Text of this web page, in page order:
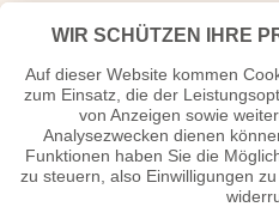
Award und 2007 den New Media
den Grimmepreis nominiert.
zahlreiche Auszeichnungen für
journalistisches Talent. 2013
Auch ihr Buch hatte Aufsehen
wohlwollend angenommen worden.